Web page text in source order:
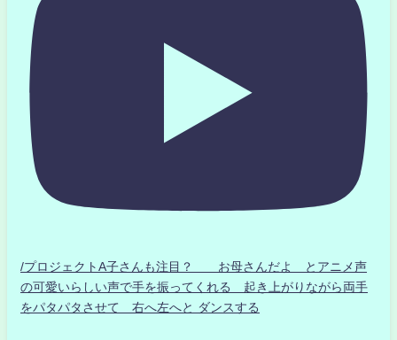
/プロジェクトA子さんも注目？ お母さんだよ とアニメ声
の可愛いらしい声で手を振ってくれる 起き上がりながら両手
をパタパタさせて 右へ左へと ダンスする